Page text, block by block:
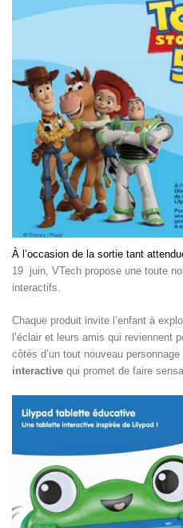
À l’occasion de la sortie tant
19 juin, VTech propose une toute
interactifs.
Chaque produit invite l’enfant à
l’éclair et leurs amis qui reviennent
côtés d’un tout nouveau personnage
interactive qui promet de faire